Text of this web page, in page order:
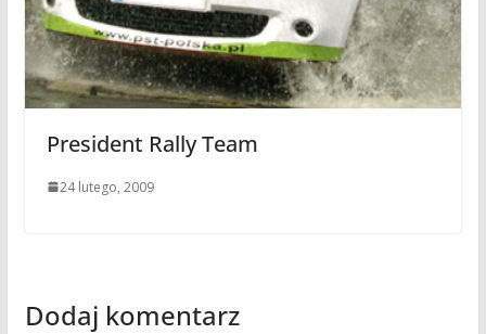
President Rally Team
24 lutego, 2009
Dodaj komentarz